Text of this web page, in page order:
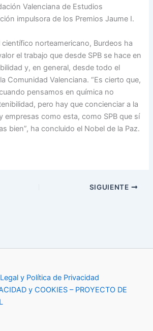
Valenciana de Estudios
impulsora de los Premios Jaume I.
norteamericano, Burdeos ha
el trabajo que desde SPB se hace en
y, en general, desde todo el
Comunidad Valenciana. “Es cierto que,
pensamos en química no
pero hay que concienciar a la
empresas como esta, como SPB que sí
bien”, ha concluido el Nobel de la Paz.
SIGUIENTE
y Política de Privacidad
y COOKIES – PROYECTO DE